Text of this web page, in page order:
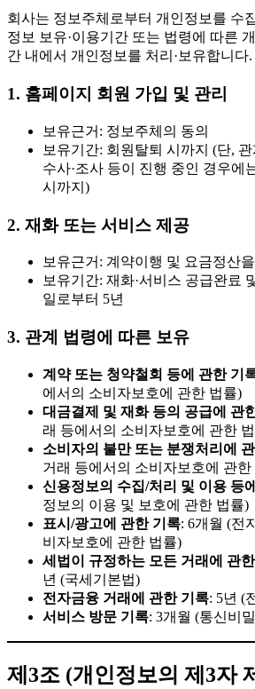
회사는 정보주체로부터 개인정보를 수
정보 보유·이용기간 또는 법령에 따른
간 내에서 개인정보를 처리·보유합니다.
1. 홈페이지 회원 가입 및 관리
보유근거: 정보주체의 동의
보유기간: 회원탈퇴 시까지 (단,
수사·조사 등이 진행 중인 경우에
시까지)
2. 재화 또는 서비스 제공
보유근거: 계약이행 및 요금정산
보유기간: 재화·서비스 공급완료
일로부터 5년
3. 관계 법령에 따른 보유
계약 또는 청약철회 등에 관한 기
에서의 소비자보호에 관한 법률)
대금결제 및 재화 등의 공급에 관
래 등에서의 소비자보호에 관한
소비자의 불만 또는 분쟁처리에
거래 등에서의 소비자보호에 관한
신용정보의 수집/처리 및 이용 등
정보의 이용 및 보호에 관한 법률)
표시/광고에 관한 기록: 6개월 (전
비자보호에 관한 법률)
세법이 규정하는 모든 거래에 관
년 (국세기본법)
전자금융 거래에 관한 기록: 5년 (
서비스 방문 기록: 3개월 (통신비
제3조 (개인정보의 제3자